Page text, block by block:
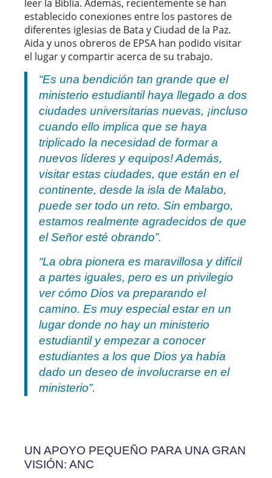
leer la Biblia. Además, recientemente se han
establecido conexiones entre los pastores de
diferentes iglesias de Bata y Ciudad de la Paz.
Aida y unos obreros de EPSA han podido visitar
el lugar y compartir acerca de su trabajo.
“Es una bendición tan grande que el
ministerio estudiantil haya llegado a dos
ciudades universitarias nuevas, ¡incluso
cuando ello implica que se haya
triplicado la necesidad de formar a
nuevos líderes y equipos! Además,
visitar estas ciudades, que están en el
continente, desde la isla de Malabo,
puede ser todo un reto. Sin embargo,
estamos realmente agradecidos de que
el Señor esté obrando”.
“La obra pionera es maravillosa y difícil
a partes iguales, pero es un privilegio
ver cómo Dios va preparando el
camino. Es muy especial estar en un
lugar donde no hay un ministerio
estudiantil y empezar a conocer
estudiantes a los que Dios ya había
dado un deseo de involucrarse en el
ministerio”.
UN APOYO PEQUEÑO PARA UNA GRAN
VISIÓN: ANC